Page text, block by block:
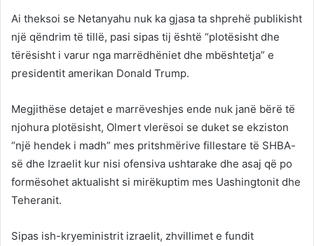
Ai theksoi se Netanyahu nuk ka gjasa ta shprehë publikisht
një qëndrim të tillë, pasi sipas tij është “plotësisht dhe
tërësisht i varur nga marrëdhëniet dhe mbështetja” e
presidentit amerikan Donald Trump.
Megjithëse detajet e marrëveshjes ende nuk janë bërë të
njohura plotësisht, Olmert vlerësoi se duket se ekziston
“një hendek i madh” mes pritshmërive fillestare të SHBA-
së dhe Izraelit kur nisi ofensiva ushtarake dhe asaj që po
formësohet aktualisht si mirëkuptim mes Uashingtonit dhe
Teheranit.
Sipas ish-kryeministrit izraelit, zhvillimet e fundit